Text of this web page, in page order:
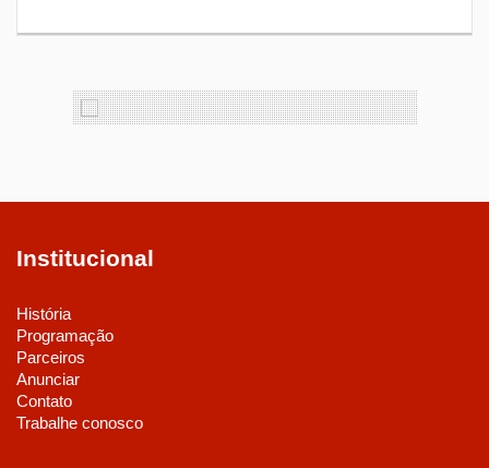
Institucional
História
Programação
Parceiros
Anunciar
Contato
Trabalhe conosco